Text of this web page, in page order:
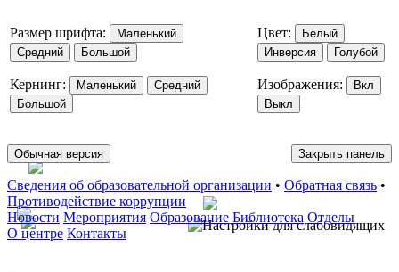
Размер шрифта:
Маленький
Средний
Большой
Кернинг: Маленький
Средний
Большой
Цвет:
Белый
Инверсия
Голубой
Изображения:
Вкл
Выкл
Обычная версия Закрыть панель
Сведения об образовательной организации • Обратная связь •
Противодействие коррупции
Новости Мероприятия Образование Библиотека Отделы
О центре Контакты